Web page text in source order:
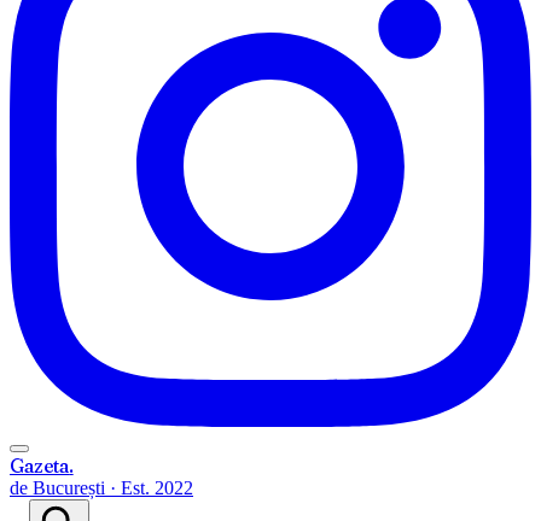
Gazeta.
de București · Est. 2022